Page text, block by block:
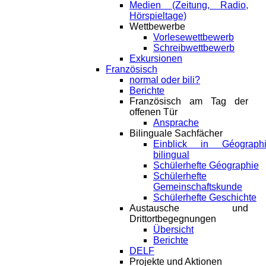
Medien (Zeitung, Radio,
Hörspieltage)
Wettbewerbe
Vorlesewettbewerb
Schreibwettbewerb
Exkursionen
Französisch
normal oder bili?
Berichte
Französisch am Tag der
offenen Tür
Ansprache
Bilinguale Sachfächer
Einblick in
bilingual
Schülerhefte Géographie
Schülerhefte
Gemeinschaftskunde
Schülerhefte Geschichte
Austausche und
Drittortbegegnungen
Übersicht
Berichte
DELF
Projekte und Aktionen